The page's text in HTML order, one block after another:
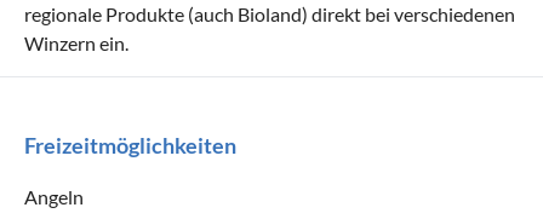
regionale Produkte (auch Bioland) direkt bei verschiedenen
Winzern ein.
Freizeitmöglichkeiten
Angeln